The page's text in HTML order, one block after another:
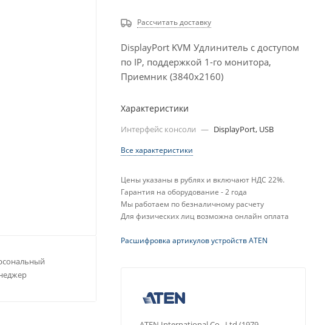
Рассчитать доставку
DisplayPort KVM Удлинитель с доступом
по IP, поддержкой 1-го монитора,
Приемник (3840x2160)
Характеристики
Интерфейс консоли — DisplayPort, USB
Все характеристики
Цены указаны в рублях и включают НДС 22%.
Гарантия на оборудование - 2 года
Мы работаем по безналичному расчету
Для физических лиц возможна онлайн оплата
Расшифровка артикулов устройств ATEN